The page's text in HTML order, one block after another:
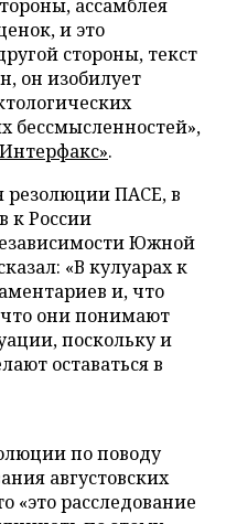
ассамблея
и это
стороны, текст
он изобилует
бессмысленностей»,
.
резолюции ПАСЕ, в
к России
Южной
«В кулуарах к
и, что
что они понимают
поскольку и
оставаться в
по поводу
августовских
«это расследование